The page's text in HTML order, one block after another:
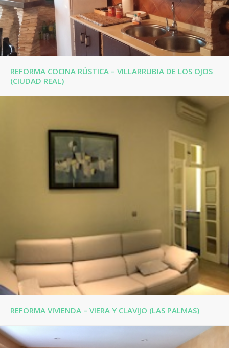
REFORMA COCINA RÚSTICA – VILLARRUBIA DE LOS OJOS
(CIUDAD REAL)
REFORMA VIVIENDA – VIERA Y CLAVIJO (LAS PALMAS)